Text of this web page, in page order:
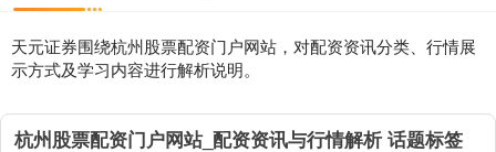
天元证券围绕杭州股票配资门户网站，对配资资讯分类、行情展
示方式及学习内容进行解析说明。
杭州股票配资门户网站_配资资讯与行情解析 话题标签